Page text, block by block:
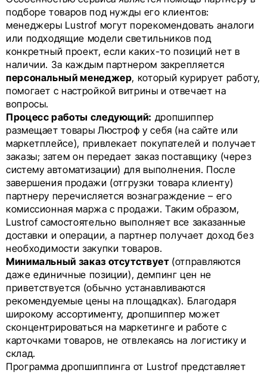
подборе товаров под нужды его клиентов:
менеджеры Lustrof могут порекомендовать аналоги
или подходящие модели светильников под
конкретный проект, если каких-то позиций нет в
наличии. За каждым партнером закрепляется
персональный менеджер, который курирует работу,
помогает с настройкой витрины и отвечает на
вопросы.
Процесс работы следующий: дропшиппер
размещает товары Люстроф у себя (на сайте или
маркетплейсе), привлекает покупателей и получает
заказы; затем он передает заказ поставщику (через
систему автоматизации) для выполнения. После
завершения продажи (отгрузки товара клиенту)
партнеру перечисляется вознаграждение – его
комиссионная маржа с продажи. Таким образом,
Lustrof самостоятельно выполняет все заказанные
доставки и операции, а партнер получает доход без
необходимости закупки товаров.
Минимальный заказ отсутствует(отправляются
даже единичные позиции), демпинг цен не
приветствуется (обычно устанавливаются
рекомендуемые цены на площадках). Благодаря
широкому ассортименту, дропшиппер может
сконцентрироваться на маркетинге и работе с
карточками товаров, не отвлекаясь на логистику и
склад.
Программа дропшиппинга от Lustrof представляет